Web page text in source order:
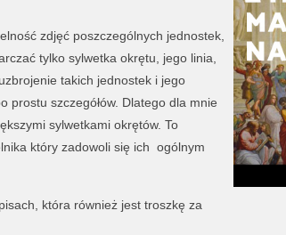
zdjęć poszczególnych jednostek,
tylko sylwetka okrętu, jego linia,
takich jednostek i jego
prostu szczegółów. Dlatego dla mnie
sylwetkami okrętów. To
który zadowoli się ich ogólnym
która również jest troszkę za